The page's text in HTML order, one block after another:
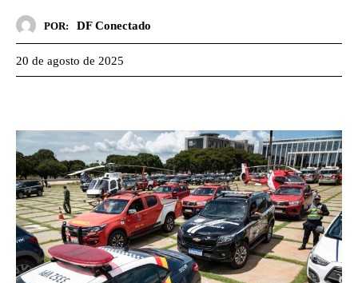
POR: DF Conectado
20 de agosto de 2025